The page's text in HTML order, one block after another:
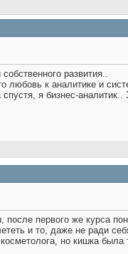
развития..
к аналитике и
я бизнес-
первого же курса
и то, даже не ради
но кишка